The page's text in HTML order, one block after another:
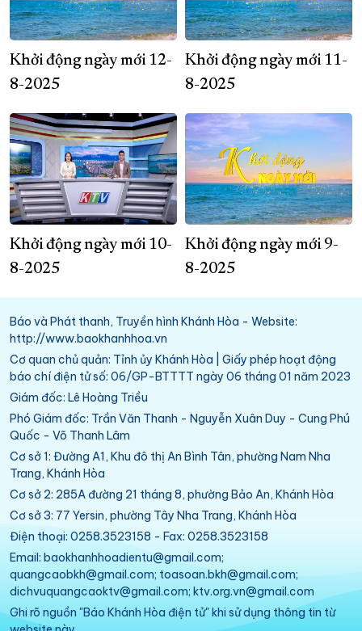
Khởi động ngày mới 12-
8-2025
Khởi động ngày mới 11-
8-2025
Khởi động ngày mới 10-
8-2025
Khởi động ngày mới 9-
8-2025
Báo và Phát thanh, Truyền hình Khánh Hòa - Website:
http://www.baokhanhhoa.vn
Cơ quan chủ quản: Tỉnh ủy Khánh Hòa | Giấy phép hoạt động
báo chí điện tử số: 06/GP-BTTTT ngày 06 tháng 01 năm 2023
Giám đốc: Lê Hoàng Triều
Phó Giám đốc: Trần Văn Thanh - Nguyễn Xuân Duy - Cung Phú
Quốc - Võ Thanh Lâm
Cơ sở 1: Đường A1, Khu đô thị An Bình Tân, phường Nam Nha
Trang, Khánh Hòa
Cơ sở 2: 285A đường 21 tháng 8, phường Bảo An, Khánh Hòa
Cơ sở 3: 77 Yersin, phường Tây Nha Trang, Khánh Hòa
Điện thoại: 0258.3523158 - Fax: 0258.3523158
Email: baokhanhhoadientu@gmail.com;
quangcaobkh@gmail.com; toasoan.bkh@gmail.com;
dichvuquangcaoktv@gmail.com; ktv.org.vn@gmail.com
Ghi rõ nguồn "Báo Khánh Hòa điện tử" khi sử dụng thông tin từ